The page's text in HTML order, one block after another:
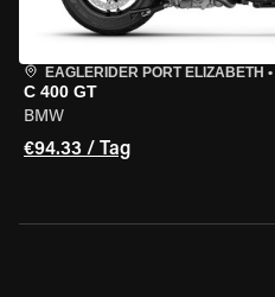
EAGLERIDER PORT ELIZABETH •
C 400 GT
BMW
€94.33 / Tag